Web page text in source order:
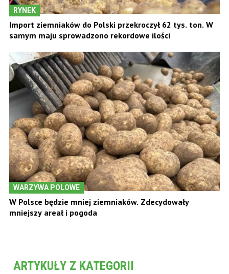
RYNEK
Import ziemniaków do Polski przekroczył 62 tys. ton. W
samym maju sprowadzono rekordowe ilości
WARZYWA POLOWE
W Polsce będzie mniej ziemniaków. Zdecydowały
mniejszy areał i pogoda
ARTYKUŁY Z KATEGORII